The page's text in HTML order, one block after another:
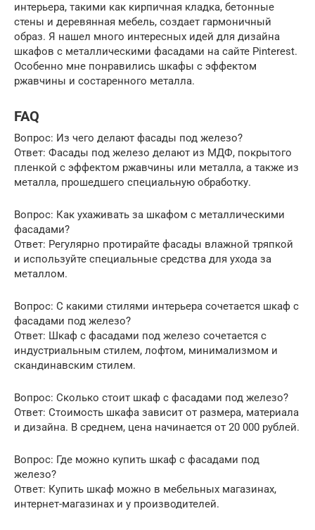
интерьера, такими как кирпичная кладка, бетонные
стены и деревянная мебель, создает гармоничный
образ. Я нашел много интересных идей для дизайна
шкафов с металлическими фасадами на сайте Pinterest.
Особенно мне понравились шкафы с эффектом
ржавчины и состаренного металла.
FAQ
Вопрос: Из чего делают фасады под железо?
Ответ: Фасады под железо делают из МДФ, покрытого
пленкой с эффектом ржавчины или металла, а также из
металла, прошедшего специальную обработку.
Вопрос: Как ухаживать за шкафом с металлическими
фасадами?
Ответ: Регулярно протирайте фасады влажной тряпкой
и используйте специальные средства для ухода за
металлом.
Вопрос: С какими стилями интерьера сочетается шкаф с
фасадами под железо?
Ответ: Шкаф с фасадами под железо сочетается с
индустриальным стилем, лофтом, минимализмом и
скандинавским стилем.
Вопрос: Сколько стоит шкаф с фасадами под железо?
Ответ: Стоимость шкафа зависит от размера, материала
и дизайна. В среднем, цена начинается от 20 000 рублей.
Вопрос: Где можно купить шкаф с фасадами под
железо?
Ответ: Купить шкаф можно в мебельных магазинах,
интернет-магазинах и у производителей.